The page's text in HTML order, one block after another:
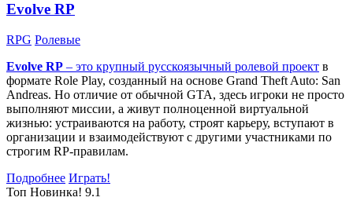
Evolve RP
RPG Ролевые
Evolve RP – это крупный русскоязычный ролевой проект в
формате Role Play, созданный на основе Grand Theft Auto: San
Andreas. Но отличие от обычной GTA, здесь игроки не просто
выполняют миссии, а живут полноценной виртуальной
жизнью: устраиваются на работу, строят карьеру, вступают в
организации и взаимодействуют с другими участниками по
строгим RP-правилам.
Подробнее Играть!
Топ Новинка! 9.1